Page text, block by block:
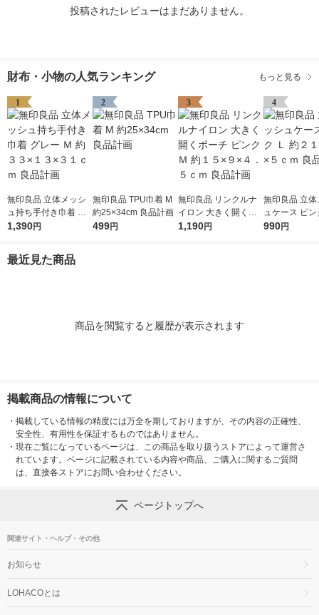
投稿されたレビューはまだありません。
財布・小物の人気ランキング もっと見る
1
無印良品 立体メッシ
ュ持ち手付き巾着 グ
レー Ｍ 約３３×１３×
1,390円
2
無印良品 TPU巾着 M
約25×34cm 良品計画
499円
3
無印良品 リンクルナ
イロン 大きく開くポ
ーチ ピンク Ｍ 約１５
1,190円
4
無印良品 立体
ュケース ピン
２１×２７×５
990円
最近見た商品
商品を閲覧すると履歴が表示されます
掲載商品の情報について
・ 掲載している情報の精度には万全を期しておりますが、その内容の正確性、
安全性、有用性を保証するものではありません。
・ 現在ご覧になっているページは、この商品を取り扱うストアによって運営さ
れています。ページに記載されている内容や商品、ご購入に関するご質問
は、直接各ストアにお問い合わせください。
ページトップへ
関連サイト・ヘルプ・その他
お知らせ
LOHACOとは